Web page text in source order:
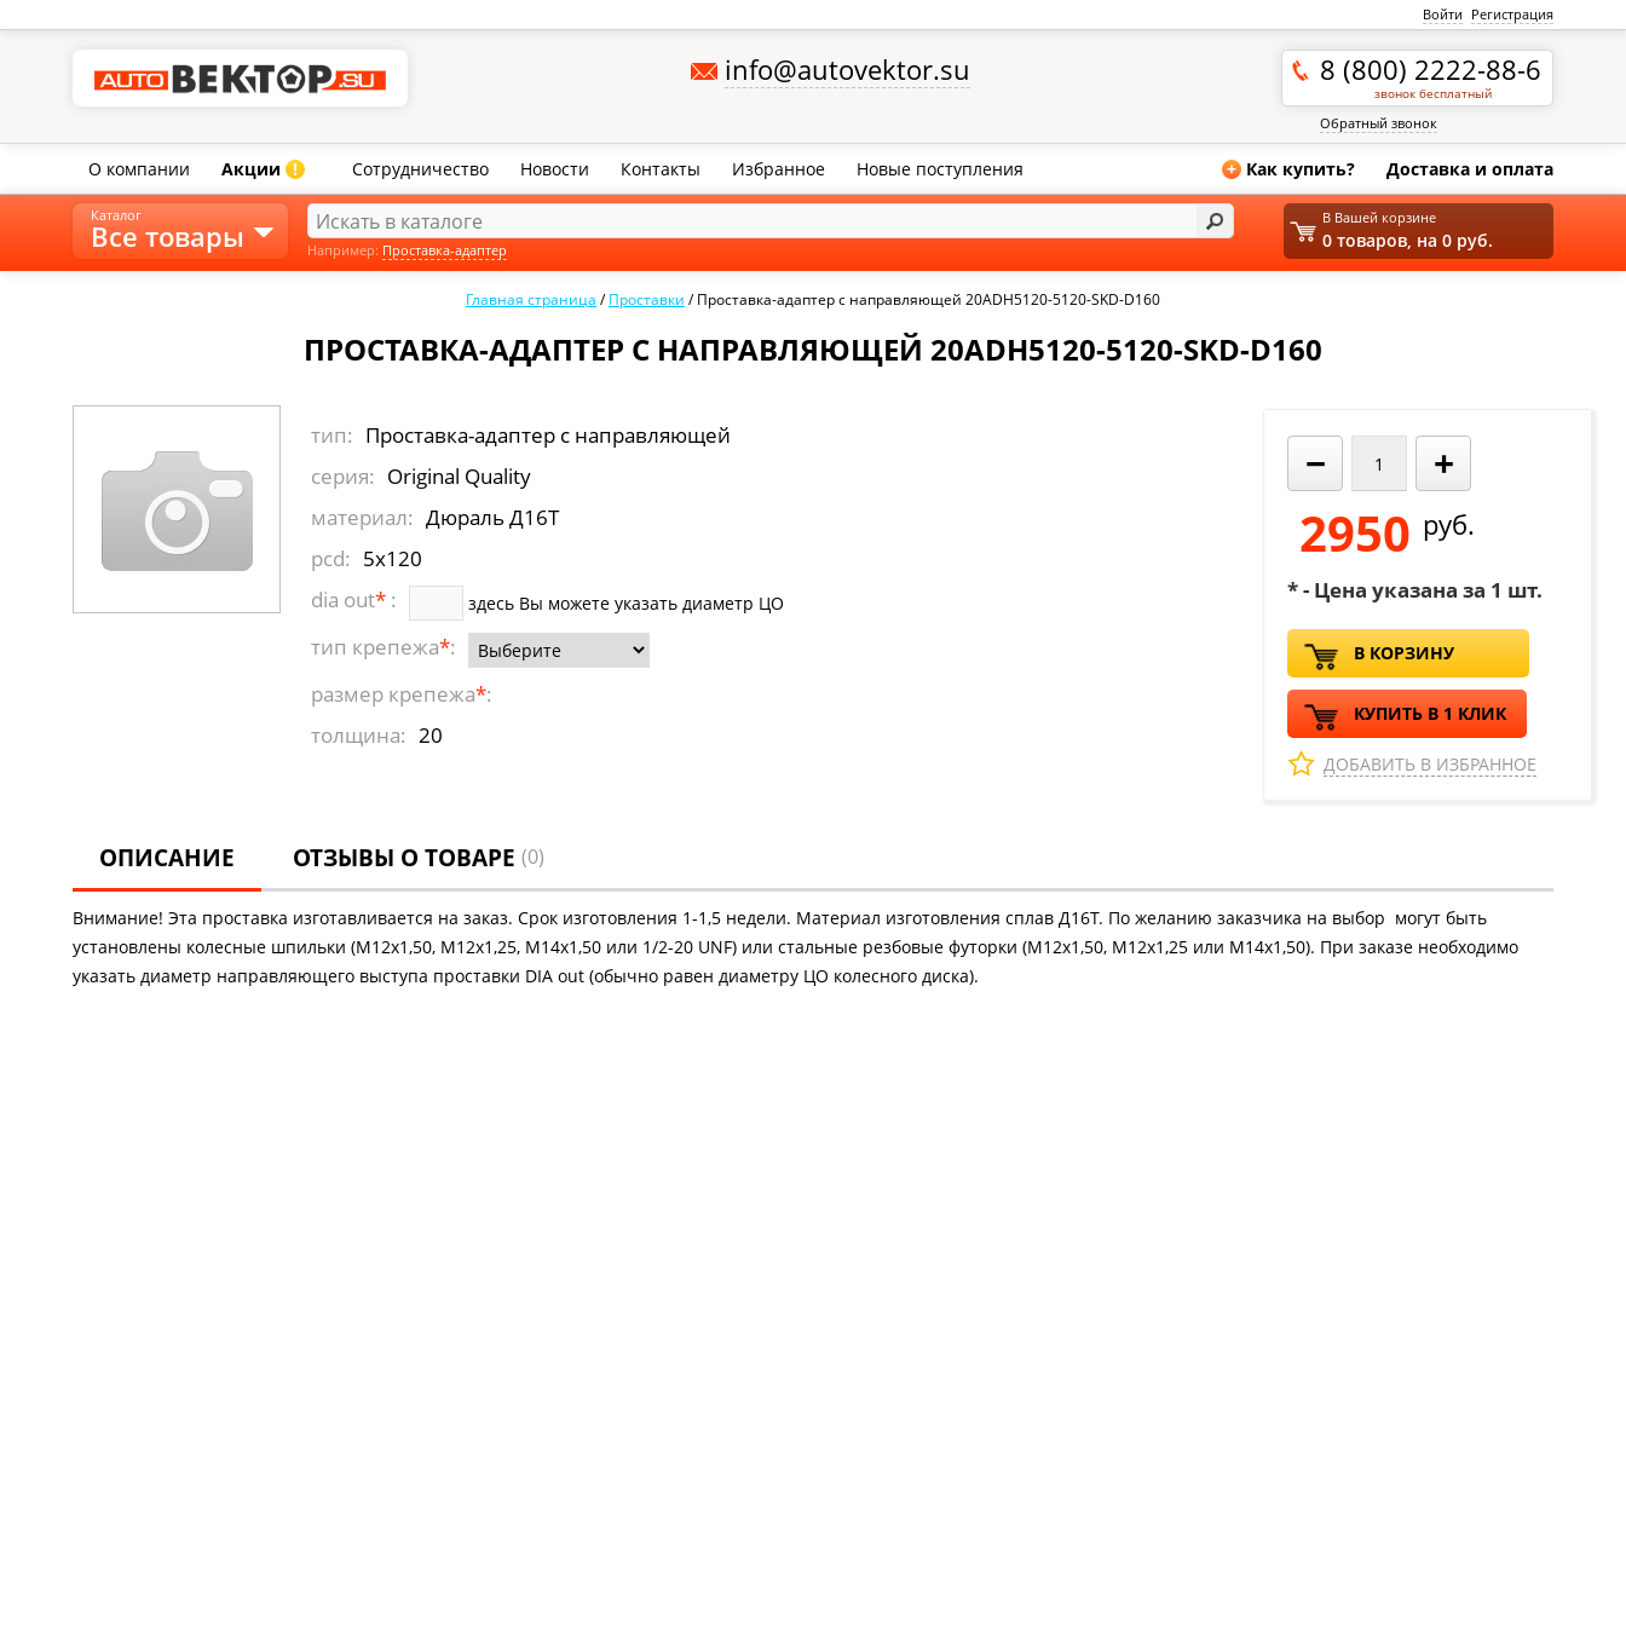
Войти Регистрация
info@autovektor.su 8 (800) 2222-88-6
звонок бесплатный
Обратный звонок
О компании Акции ! Сотрудничество Новости Контакты Избранное Новые поступления + Как купить? Доставка и оплата
Главная страница /Проставки /Проставка-адаптер с направляющей 20ADH5120-5120-SKD-D160
ПРОСТАВКА-АДАПТЕР С НАПРАВЛЯЮЩЕЙ 20ADH5120-5120-SKD-D160
тип: Проставка-адаптер с направляющей
серия: Original Quality
материал: Дюраль Д16Т
pcd: 5x120
dia out*: здесь Вы можете указать диаметр ЦО
тип крепежа*:
размер крепежа*:
толщина: 20
− +
2950 руб.
* - Цена указана за 1 шт.
В КОРЗИНУ
КУПИТЬ В 1 КЛИК
ДОБАВИТЬ В ИЗБРАННОЕ
ОПИСАНИЕ ОТЗЫВЫ О ТОВАРЕ (0)
Внимание! Эта проставка изготавливается на заказ. Срок изготовления 1-1,5 недели. Материал изготовления сплав Д16Т. По желанию заказчика на выбор могут быть
установлены колесные шпильки (М12х1,50, М12х1,25, М14х1,50 или 1/2-20 UNF) или стальные резбовые футорки (М12х1,50, М12х1,25 или М14х1,50). При заказе необходимо
указать диаметр направляющего выступа проставки DIA out (обычно равен диаметру ЦО колесного диска).
Каталог
Все товары
В Вашей корзине
0 товаров, на 0 руб.
Например: Проставка-адаптер